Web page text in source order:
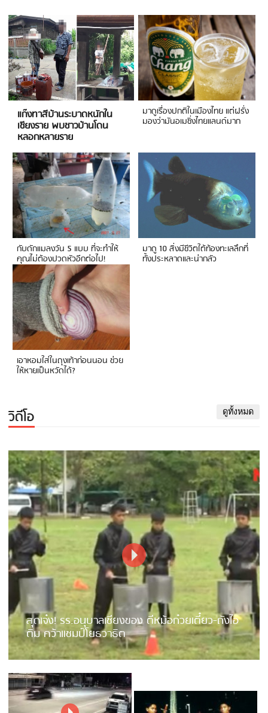
แก๊งทาสีบ้านระบาดหนักใน
เชียงราย พบชาวบ้านโดน
หลอกหลายราย
มาดูเรื่องปกติในเมืองไทย แต่ฝรั่ง
มองว่ามันอเมซิ่งไทยแลนด์มาก
กับดักแมลงวัน 5 แบบ ที่จะทำให้
คุณไม่ต้องปวดหัวอีกต่อไป!
มาดู 10 สิ่งมีชีวิตใต้ท้องทะเลลึกที่
ทั้งประหลาดและน่ากลัว
เอาหอมใส่ในถุงเท้าก่อนนอน ช่วย
ให้หายเป็นหวัดได้?
วิดีโอ ดูทั้งหมด
สุดเจ๋ง! รร.อนุบาลเชียงของ ตีหม้อก๋วยเตี๋ยว-ถังไอ
ติม คว้าแชมป์โยธวาธิต